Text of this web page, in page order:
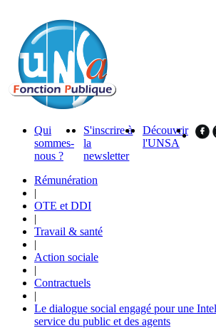
Qui
sommes-
nous ?
S'inscrire à
la
newsletter
Découvrir
l'UNSA
Rémunération
|
OTE et DDI
|
Travail & santé
|
Action sociale
|
Contractuels
|
Le dialogue social engagé pour une
service du public et des agents